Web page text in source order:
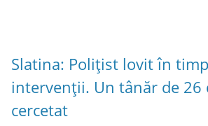
Slatina: Polițist lovit în
intervenții. Un tânăr de 26
cercetat